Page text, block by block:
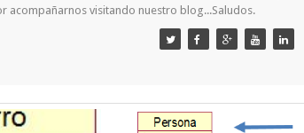
acompañarnos visitando nuestro blog...Saludos.